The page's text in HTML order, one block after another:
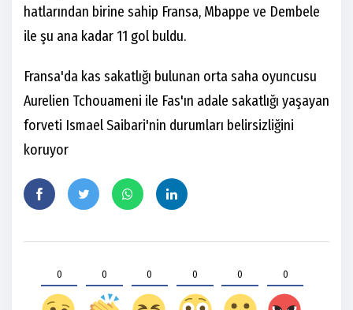
hatlarından birine sahip Fransa, Mbappe ve Dembele
ile şu ana kadar 11 gol buldu.
Fransa'da kas sakatlığı bulunan orta saha oyuncusu
Aurelien Tchouameni ile Fas'ın adale sakatlığı yaşayan
forveti Ismael Saibari'nin durumları belirsizliğini
koruyor
0 0 0 0 0 0